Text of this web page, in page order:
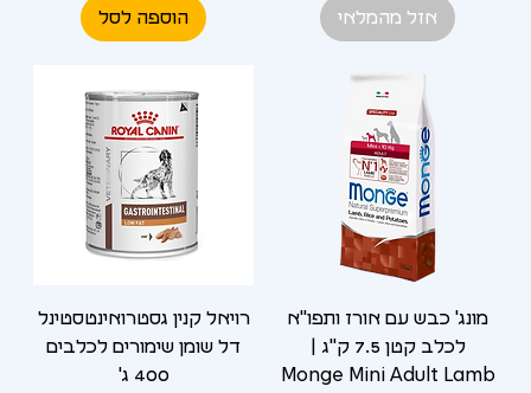
אזל מהמלאי הוספה לסל
מונג' כבש עם אורז ותפו"א
לכלב קטן 7.5 ק"ג |
Monge Mini Adult Lamb
רויאל קנין גסטרואינטסטינל
דל שומן שימורים לכלבים
400 ג'